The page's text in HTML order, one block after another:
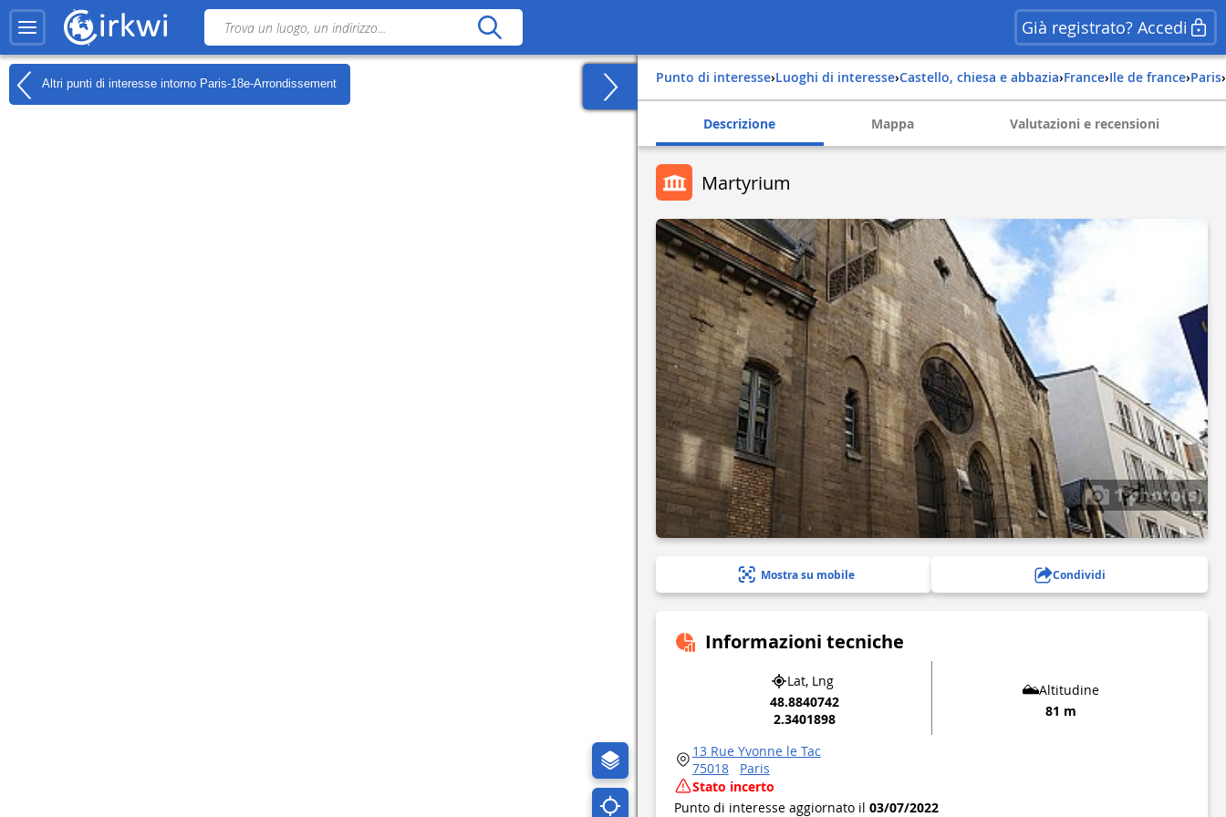
Già registrato? Accedi
Altri punti di interesse intorno Paris-18e-Arrondissement Punto di interesse› Luoghi di interesse› Castello, chiesa e abbazia› france› ile de france› paris›
Descrizione Mappa Valutazioni e recensioni
Martyrium
1 photo(s)
Mostra su mobile Condividi
Informazioni tecniche
Lat, Lng
48.8840742
2.3401898
Altitudine
81 m
13 Rue Yvonne le Tac
75018
Paris
Stato incerto
Punto di interesse aggiornato il 03/07/2022